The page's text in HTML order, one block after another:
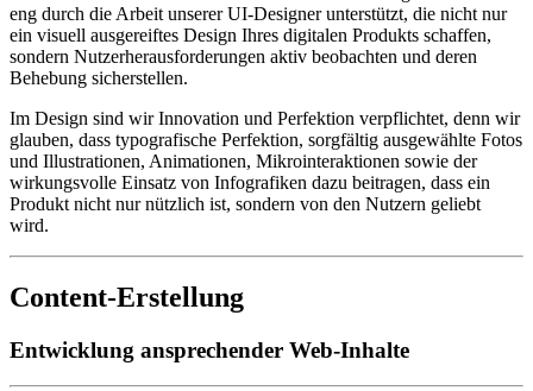
eng durch die Arbeit unserer UI-Designer unterstützt, die nicht nur
ein visuell ausgereiftes Design Ihres digitalen Produkts schaffen,
sondern Nutzerherausforderungen aktiv beobachten und deren
Behebung sicherstellen.
Im Design sind wir Innovation und Perfektion verpflichtet, denn wir
glauben, dass typografische Perfektion, sorgfältig ausgewählte Fotos
und Illustrationen, Animationen, Mikrointeraktionen sowie der
wirkungsvolle Einsatz von Infografiken dazu beitragen, dass ein
Produkt nicht nur nützlich ist, sondern von den Nutzern geliebt
wird.
Content-Erstellung
Entwicklung ansprechender Web-Inhalte